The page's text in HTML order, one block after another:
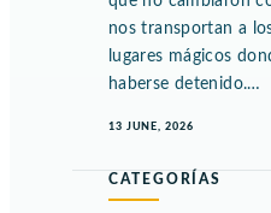
nos transportan a
lugares mágicos
haberse detenido.…
13 JUNE, 2026
CATEGORÍAS